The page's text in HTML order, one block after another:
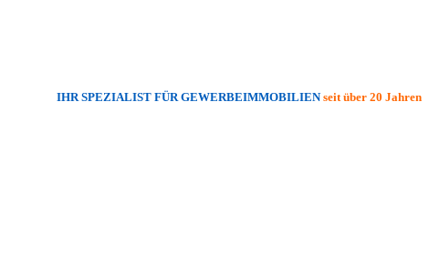
IHR SPEZIALIST FÜR GEWERBEIMMOBILIENseit über 20 Jahren